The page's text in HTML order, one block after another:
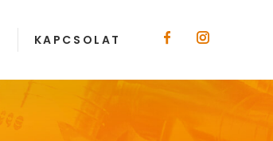
KAPCSOLAT